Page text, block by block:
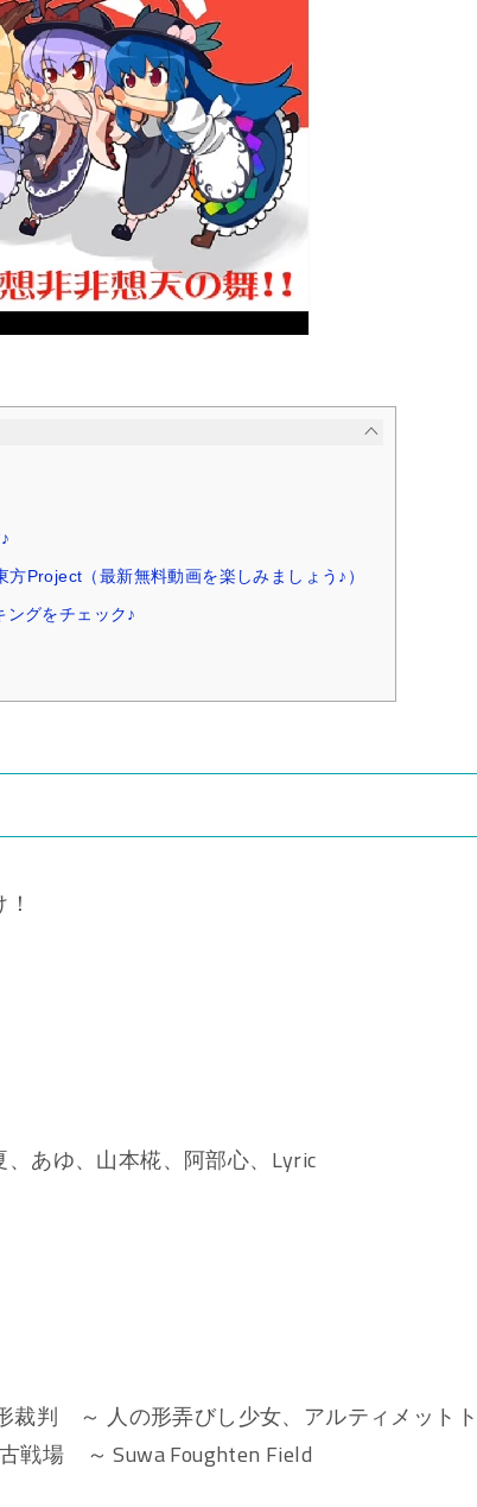
Project（最新無料動画を楽しみましょう♪）
グをチェック♪
、あゆ、山本椛、阿部心、Lyric
裁判 ～ 人の形弄びし少女、アルティメットト
戦場 ～ Suwa Foughten Field